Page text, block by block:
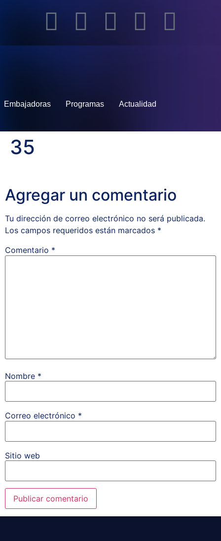
Embajadoras Programas Actualidad
35
Agregar un comentario
Tu dirección de correo electrónico no será publicada.
Los campos requeridos están marcados *
Comentario *
Nombre *
Correo electrónico *
Sitio web